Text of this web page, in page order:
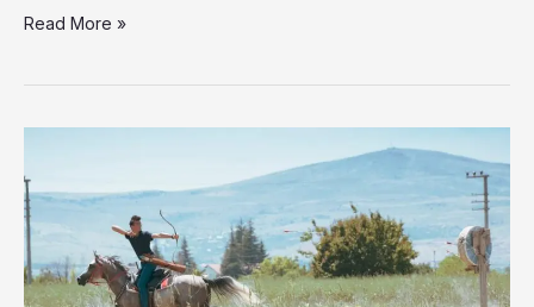
Découvrir
:
au
Cœur
des
Cultures
et
Read More »